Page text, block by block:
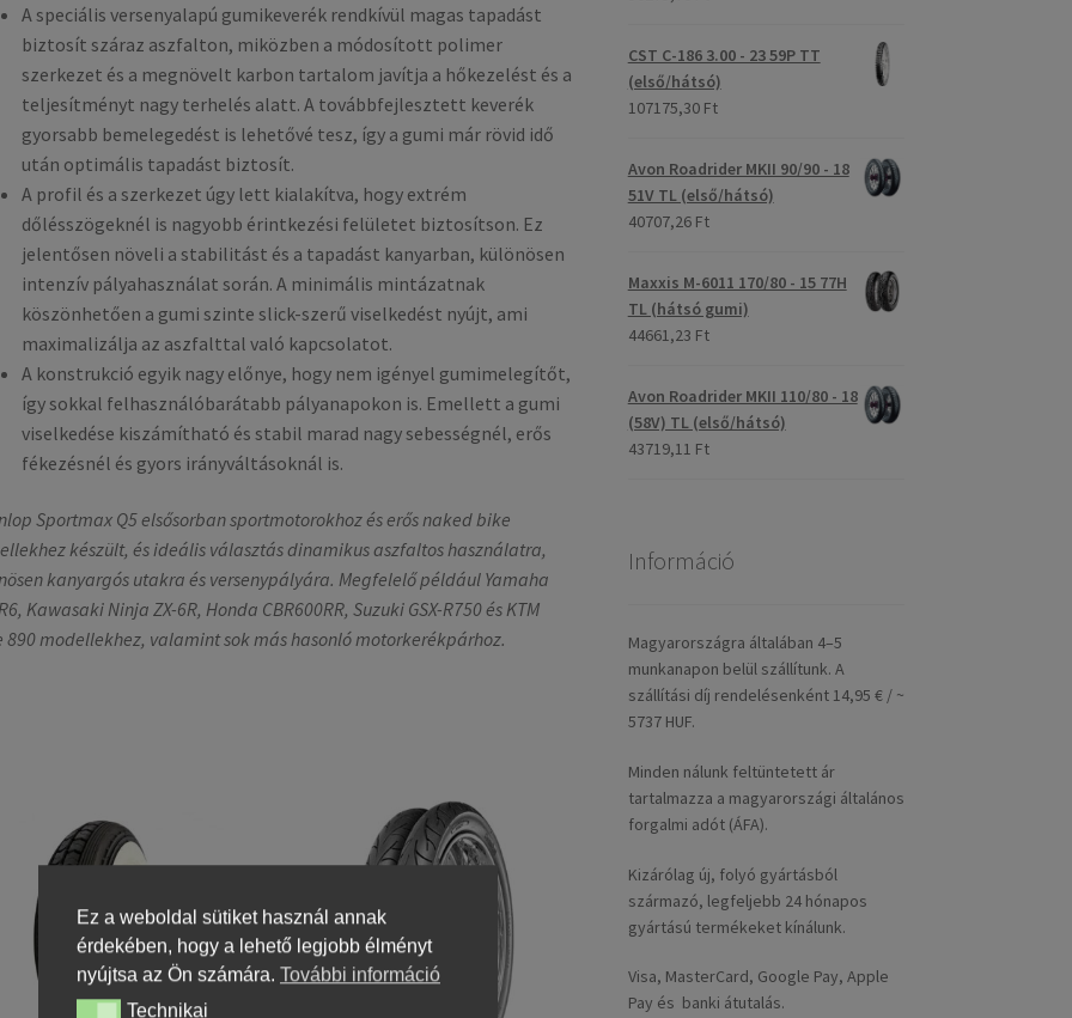
A speciális versenyalapú gumikeverék rendkívül magas tapadást
biztosít száraz aszfalton, miközben a módosított polimer
szerkezet és a megnövelt karbon tartalom javítja a hőkezelést és a
teljesítményt nagy terhelés alatt. A továbbfejlesztett keverék
gyorsabb bemelegedést is lehetővé tesz, így a gumi már rövid idő
után optimális tapadást biztosít.
A profil és a szerkezet úgy lett kialakítva, hogy extrém
dőlésszögeknél is nagyobb érintkezési felületet biztosítson. Ez
jelentősen növeli a stabilitást és a tapadást kanyarban, különösen
intenzív pályahasználat során. A minimális mintázatnak
köszönhetően a gumi szinte slick-szerű viselkedést nyújt, ami
maximalizálja az aszfalttal való kapcsolatot.
A konstrukció egyik nagy előnye, hogy nem igényel gumimelegítőt,
így sokkal felhasználóbarátabb pályanapokon is. Emellett a gumi
viselkedése kiszámítható és stabil marad nagy sebességnél, erős
fékezésnél és gyors irányváltásoknál is.
Sportmax Q5 elsősorban sportmotorokhoz és erős naked bike
készült, és ideális választás dinamikus aszfaltos használatra,
kanyargós utakra és versenypályára. Megfelelő például Yamaha
Kawasaki Ninja ZX-6R, Honda CBR600RR, Suzuki GSX-R750 és KTM
890 modellekhez, valamint sok más hasonló motorkerékpárhoz.
CST C-186 3.00 - 23 59P TT
(első/hátsó)
107175,30 Ft
Avon Roadrider MKII 90/90 - 18
51V TL (első/hátsó)
40707,26 Ft
Maxxis M-6011 170/80 - 15 77H
TL (hátsó gumi)
44661,23 Ft
Avon Roadrider MKII 110/80 - 18
(58V) TL (első/hátsó)
43719,11 Ft
Információ
Magyarországra általában 4–5
munkanapon belül szállítunk. A
szállítási díj rendelésenként 14,95 € / ~
5737 HUF.
Minden nálunk feltüntetett ár
tartalmazza a magyarországi általános
forgalmi adót (ÁFA).
Kizárólag új, folyó gyártásból
származó, legfeljebb 24 hónapos
gyártású termékeket kínálunk.
Visa, MasterCard, Google Pay, Apple
Pay és banki átutalás.
Ez a weboldal sütiket használ annak
érdekében, hogy a lehető legjobb élményt
nyújtsa az Ön számára. További információ
TechnikaiTechnikai